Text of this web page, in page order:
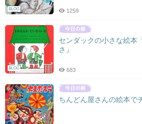
BLOG 1259
BLOG
センダックの小さな絵本
さ』
683
ちんどん屋さんの絵本で